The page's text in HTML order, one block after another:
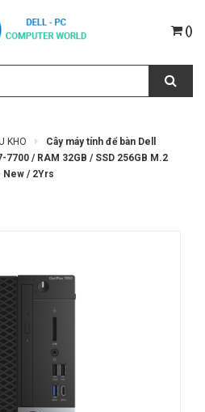
()
KHO
Cây máy tính để bàn Dell
/ RAM 32GB / SSD 256GB M.2
New / 2Yrs